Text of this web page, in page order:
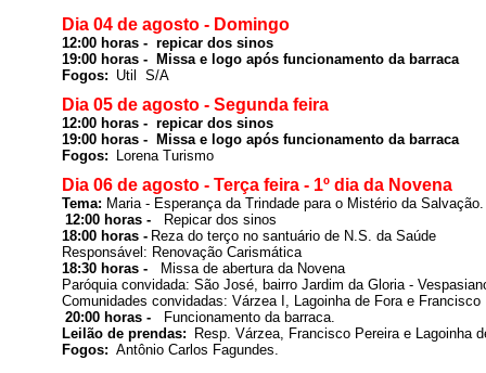
Dia 04 de agosto - Domingo
12:00 horas -  repicar dos sinos
19:00 horas -  Missa e logo após funcionamento da barraca
Fogos: Util  S/A
Dia 05 de agosto - Segunda feira
19:00 horas -  Missa e logo após funcionamento da barraca
Fogos:
Lorena Turismo
Dia 06 de agosto - Terça feira - 1º dia da Novena
Tema: Maria - Esperança da Trindade para o Mistério da Salvação.
12:00 horas -
Repicar dos sinos
18:00 horas - Reza do terço no santuário de N.S. da Saúde
Responsável: Renovação Carismática
18:30 horas -
Missa de abertura da Novena
Paróquia convidada: São José, bairro Jardim da Gloria -
Comunidades convidadas: Várzea I, Lagoinha de Fora e Francisco
20:00 horas -
Leilão de prendas:
Resp. Várzea, Francisco Pereira e Lagoinha
Fogos: Antônio Carlos Fagundes.